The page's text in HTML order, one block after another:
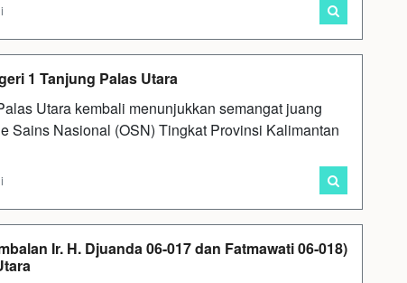
1 Tanjung Palas Utara
Utara kembali menunjukkan semangat juang
Sains Nasional (OSN) Tingkat Provinsi Kalimantan
Ir. H. Djuanda 06-017 dan Fatmawati 06-018)